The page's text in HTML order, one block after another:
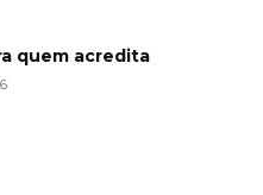
quem acredita